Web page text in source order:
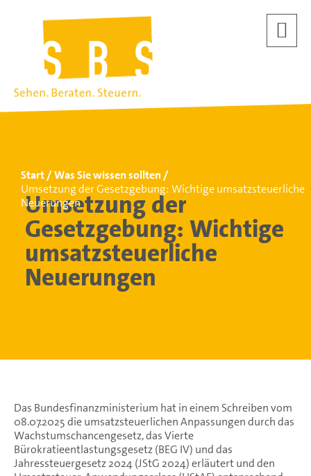
Start
Was Sie wissen sollten
Umsetzung der Gesetzgebung: Wichtige umsatzsteuerliche
Neuerungen
Umsetzung der
Gesetzgebung: Wichtige
umsatzsteuerliche
Neuerungen
Das Bundesfinanzministerium hat in einem Schreiben vom
08.07.2025 die umsatzsteuerlichen Anpassungen durch das
Wachstumschancengesetz, das Vierte
Bürokratieentlastungsgesetz (BEG IV) und das
Jahressteuergesetz 2024 (JStG 2024) erläutert und den